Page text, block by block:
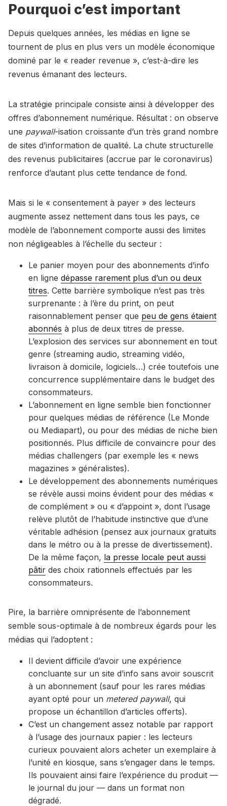
Pourquoi c’est important
Depuis quelques années, les médias en ligne se
tournent de plus en plus vers un modèle économique
dominé par le « reader revenue », c’est-à-dire les
revenus émanant des lecteurs.
La stratégie principale consiste ainsi à développer des
offres d’abonnement numérique. Résultat : on observe
une paywall-isation croissante d’un très grand nombre
de sites d’information de qualité. La chute structurelle
des revenus publicitaires (accrue par le coronavirus)
renforce d’autant plus cette tendance de fond.
Mais si le « consentement à payer » des lecteurs
augmente assez nettement dans tous les pays, ce
modèle de l’abonnement comporte aussi des limites
non négligeables à l’échelle du secteur :
Le panier moyen pour des abonnements d’info
en ligne dépasse rarement plus d’un ou deux
titres. Cette barrière symbolique n’est pas très
surprenante : à l’ère du print, on peut
raisonnablement penser que peu de gens étaient
abonnés à plus de deux titres de presse.
L’explosion des services sur abonnement en tout
genre (streaming audio, streaming vidéo,
livraison à domicile, logiciels…) crée toutefois une
concurrence supplémentaire dans le budget des
consommateurs.
L’abonnement en ligne semble bien fonctionner
pour quelques médias de référence (Le Monde
ou Mediapart), ou pour des médias de niche bien
positionnés. Plus difficile de convaincre pour des
médias challengers (par exemple les « news
magazines » généralistes).
Le développement des abonnements numériques
se révèle aussi moins évident pour des médias «
de complément » ou « d’appoint », dont l’usage
relève plutôt de l’habitude instinctive que d’une
véritable adhésion (pensez aux journaux gratuits
dans le métro ou à la presse de divertissement).
De la même façon, la presse locale peut aussi
pâtir des choix rationnels effectués par les
consommateurs.
Pire, la barrière omniprésente de l’abonnement
semble sous-optimale à de nombreux égards pour les
médias qui l’adoptent :
Il devient difficile d’avoir une expérience
concluante sur un site d’info sans avoir souscrit
à un abonnement (sauf pour les rares médias
ayant opté pour un metered paywall, qui
propose un échantillon d’articles offerts).
C’est un changement assez notable par rapport
à l’usage des journaux papier : les lecteurs
curieux pouvaient alors acheter un exemplaire à
l’unité en kiosque, sans s’engager dans le temps.
Ils pouvaient ainsi faire l’expérience du produit —
le journal du jour — dans un format non
dégradé.